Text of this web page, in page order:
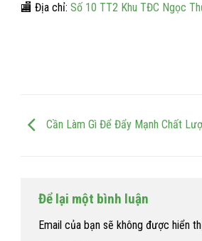
🏬 Địa chỉ: Số 10 TT2 Khu TĐC Ngọc
Cần Làm Gì Để Đẩy Mạnh Chất
Để lại một bình luận
Email của bạn sẽ không được hiển